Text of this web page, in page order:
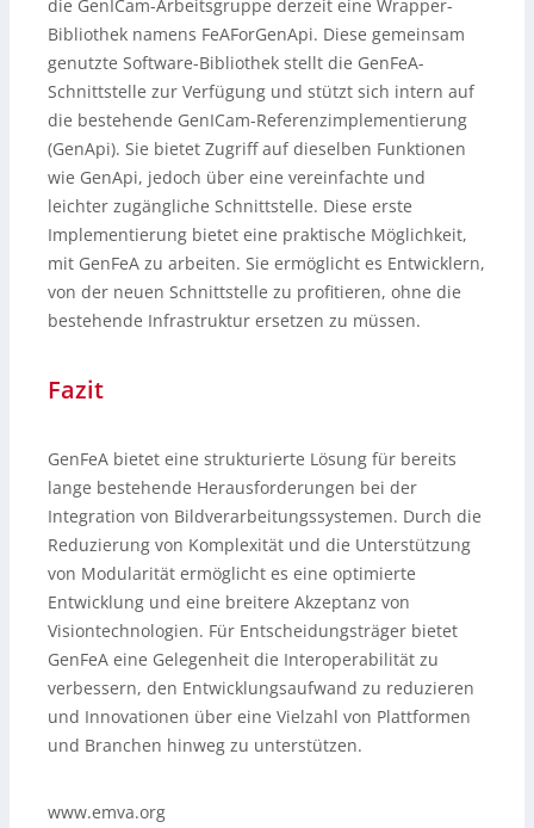
die GenICam-Arbeitsgruppe derzeit eine Wrapper-
Bibliothek namens FeAForGenApi. Diese gemeinsam
genutzte Software-Bibliothek stellt die GenFeA-
Schnittstelle zur Verfügung und stützt sich intern auf
die bestehende GenICam-Referenzimplementierung
(GenApi). Sie bietet Zugriff auf dieselben Funktionen
wie GenApi, jedoch über eine vereinfachte und
leichter zugängliche Schnittstelle. Diese erste
Implementierung bietet eine praktische Möglichkeit,
mit GenFeA zu arbeiten. Sie ermöglicht es Entwicklern,
von der neuen Schnittstelle zu profitieren, ohne die
bestehende Infrastruktur ersetzen zu müssen.
Fazit
GenFeA bietet eine strukturierte Lösung für bereits
lange bestehende Herausforderungen bei der
Integration von Bildverarbeitungssystemen. Durch die
Reduzierung von Komplexität und die Unterstützung
von Modularität ermöglicht es eine optimierte
Entwicklung und eine breitere Akzeptanz von
Visiontechnologien. Für Entscheidungsträger bietet
GenFeA eine Gelegenheit die Interoperabilität zu
verbessern, den Entwicklungsaufwand zu reduzieren
und Innovationen über eine Vielzahl von Plattformen
und Branchen hinweg zu unterstützen.
www.emva.org